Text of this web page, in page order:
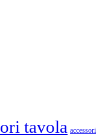
tavola accessori